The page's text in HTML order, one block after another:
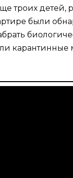
троих
были
карантинные